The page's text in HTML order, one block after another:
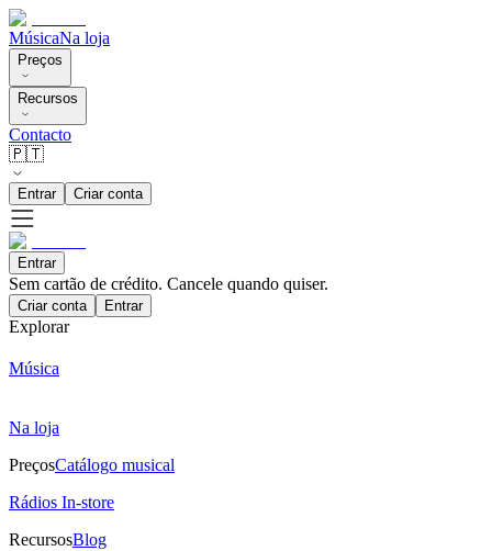
MúsicaNa loja
Preços
Recursos
Contacto
🇵🇹
Entrar Criar conta
Entrar
Sem cartão de crédito. Cancele quando quiser.
Criar conta Entrar
Explorar
Música
Na loja
PreçosCatálogo musical
Rádios In-store
RecursosBlog